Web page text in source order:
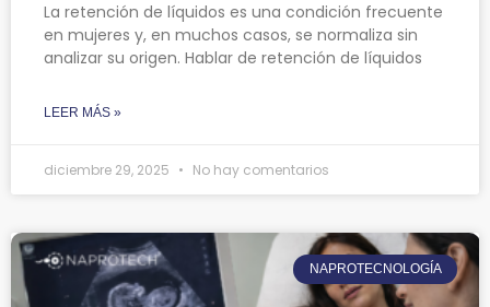
La retención de líquidos es una condición frecuente
en mujeres y, en muchos casos, se normaliza sin
analizar su origen. Hablar de retención de líquidos
LEER MÁS »
diciembre 29, 2025 No hay comentarios
NAPROTECNOLOGÍA